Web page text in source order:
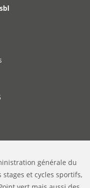
générale du
stages et cycles sportifs,